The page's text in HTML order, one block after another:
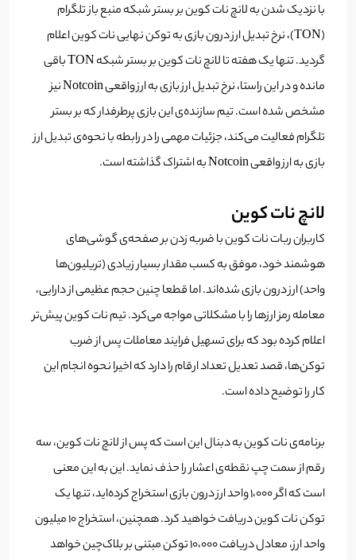
با نزدیک شدن به لانچ نات کوین بر بستر شبکه منبع باز تلگرام
(TON)، نرخ تبدیل ارز درون بازی به توکن نهایی نات کوین اعلام
گردید. تنها یک هفته تا لانچ نات کوین بر بستر شبکه TON باقی
مانده و در این راستا، نرخ تبدیل ارز بازی به ارز واقعی Notcoin نیز
مشخص شده است. تیم سازنده‌ی این بازی پرطرفدار که بر بستر
تلگرام فعالیت می‌کند، جزئیات مهمی را در رابطه با نحوه‌ی تبدیل ارز
بازی به ارز واقعی Notcoin به اشتراک گذاشته است.
لانچ نات کوین
کاربران ربات نات کوین با ضربه زدن بر صفحه‌ی گوشی‌های
هوشمند خود، موفق به کسب مقدار بسیار زیادی (تریلیون‌ها
واحد) ارز درون بازی شده‌اند. اما قطعا چنین حجم عظیمی از دارایی،
معامله رمز ارزها را با مشکلاتی مواجه می‌کرد. تیم نات کوین پیش‌تر
اعلام کرده بود که برای تسهیل فرایند معاملات پس از ضرب
توکن‌ها، قصد تعدیل تعداد ارقام را دارد که اخیرا نحوه انجام این
کار را توضیح داده است.
برنامه‌ی نات کوین به دبنال این است که پس از لانچ نات کوین، سه
رقم از سمت چپ نقطه‌ی اعشار را حذف نماید. این به این معنی
است که اگر ۱،۰۰۰ واحد ارز درون بازی استخراج کرده‌اید، تنها یک
توکن نات کوین دریافت خواهید کرد. همچنین، استخراج ۱۰ میلیون
واحد ارز، معادل دریافت ۱۰،۰۰۰ توکن مبتنی بر بلاک‌چین خواهد